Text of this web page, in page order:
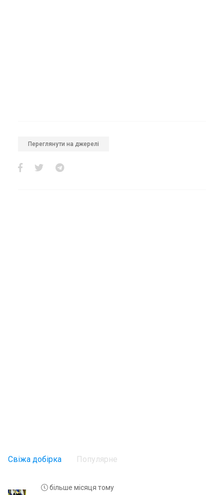
Переглянути на джерелі
Свіжа добірка Популярне
більше місяця тому